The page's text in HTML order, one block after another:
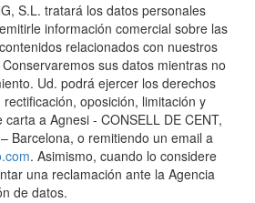
S.L. tratará los datos personales
información comercial sobre las
relacionados con nuestros
sus datos mientras no
Ud. podrá ejercer los derechos
oposición, limitación y
a Agnesi - CONSELL DE CENT,
Barcelona, o remitiendo un email a
. Asimismo, cuando lo considere
una reclamación ante la Agencia
de datos.